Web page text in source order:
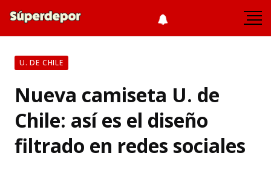
U. DE CHILE
Nueva camiseta U. de
Chile: así es el diseño
filtrado en redes sociales